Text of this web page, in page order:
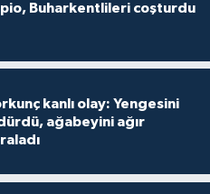
Buharkentlileri coşturdu
kanlı olay: Yengesini
ağabeyini ağır